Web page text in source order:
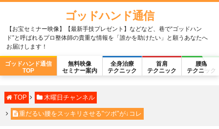
ゴッドハンド通信
【お宝セミナー映像】【最新手技プレゼント】などなど、巷で“ゴッドハン
ド”と呼ばれるプロ整体師の貴重な情報を「誰かを助けたい」と願うあなたへ
お届けします！
ゴッドハンド通信
TOP
無料映像
セミナー案内
全身治療
テクニック
首肩
テクニック
腰痛
テクニック
TOP 木曜日チャンネル
重だるい腰をスッキリさせる"ツボ"が↓コレ